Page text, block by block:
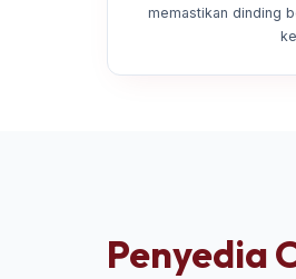
memastikan dinding
Penyedia